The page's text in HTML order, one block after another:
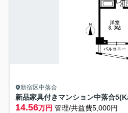
新宿区中落合
新品家具付きマンション中落合
14.56万円 管理/共益費5,000円